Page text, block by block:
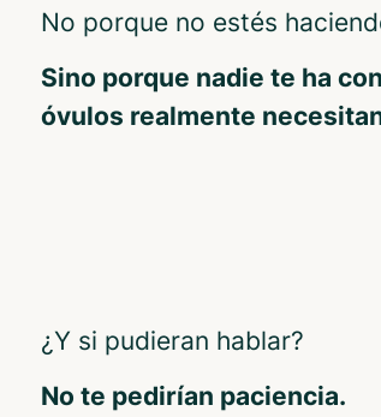
No porque no estés
Sino porque nadie te ha
óvulos realmente
¿Y si pudieran hablar?
No te pedirían paciencia.